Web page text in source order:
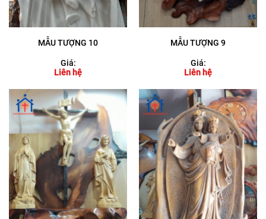
MẪU TƯỢNG 10
Giá:
Liên hệ
MẪU TƯỢNG 9
Giá:
Liên hệ